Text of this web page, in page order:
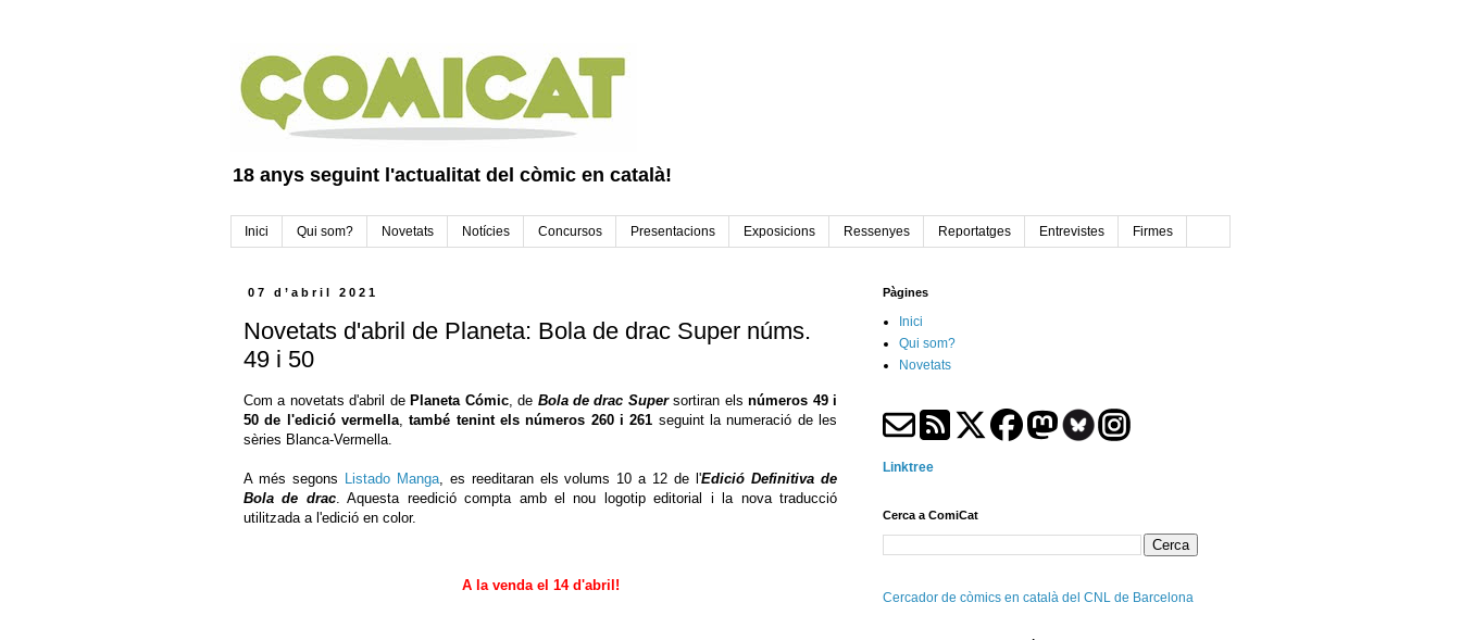
18 anys seguint l'actualitat del còmic en català!
Inici Qui som? Novetats Notícies Concursos Presentacions Exposicions Ressenyes Reportatges Entrevistes Firmes
07 d’abril 2021
Novetats d'abril de Planeta: Bola de drac Super núms.
49 i 50
Com a novetats d'abril de Planeta Cómic, de Bola de drac Supersortiran elsnúmeros 49 i
50 de l'edició vermella,també tenint els números 260 i 261 seguint la numeració de les
sèries Blanca-Vermella.
A més segons Listado Manga, es reeditaran els volums 10 a 12 de l'Edició Definitiva de
Bola de drac. Aquesta reedició compta amb el nou logotip editorial i la nova traducció
utilitzada a l'edició en color.
A la venda el 14 d'abril!
Pàgines
Inici
Qui som?
Novetats
Linktree
Cerca a ComiCat
Cercador de còmics en català del CNL de Barcelona